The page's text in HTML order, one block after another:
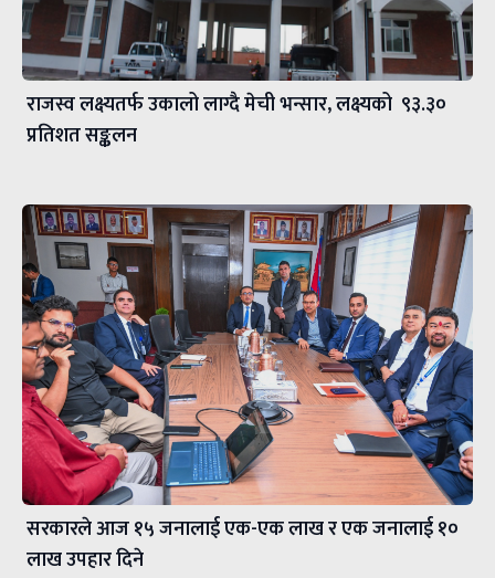
राजस्व लक्ष्यतर्फ उकालो लाग्दै मेची भन्सार, लक्ष्यको ९३.३०
प्रतिशत सङ्कलन
सरकारले आज १५ जनालाई एक-एक लाख र एक जनालाई १०
लाख उपहार दिने